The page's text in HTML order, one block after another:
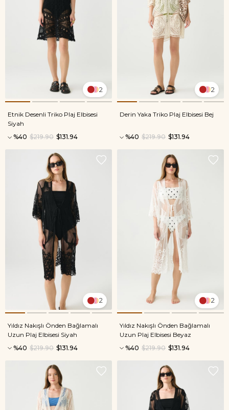
2
Etnik Desenli Triko Plaj Elbisesi
Siyah
%40
$131.94
$219.90
2
Derin Yaka Triko Plaj Elbisesi Bej
%40 $131.94
$219.90
2
Yıldız Nakışlı Önden Bağlamalı
Uzun Plaj Elbisesi Siyah
%40
$131.94
$219.90
2
Yıldız Nakışlı Önden Bağlamalı
Uzun Plaj Elbisesi Beyaz
%40
$131.94
$219.90